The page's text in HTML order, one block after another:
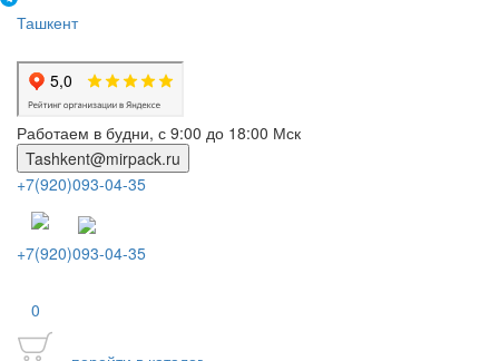
Ташкент
Работаем в будни, с 9:00 до 18:00 Мск
Tashkent@mirpack.ru
+7(920)093-04-35
+7(920)093-04-35
0